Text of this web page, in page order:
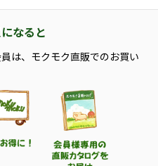
なると
は、モクモク直販でのお買い